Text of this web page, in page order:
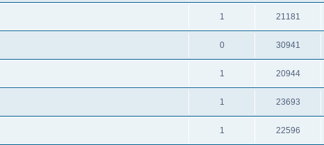
1 21181
0 30941
1 20944
1 23693
1 22596